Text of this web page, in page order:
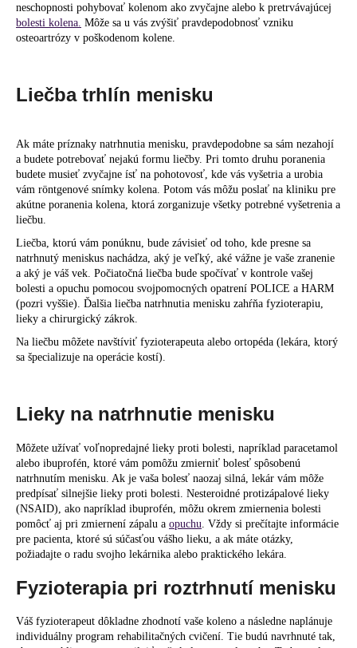
neschopnosti pohybovať kolenom ako zvyčajne alebo k pretrvávajúcej
bolesti kolena. Môže sa u vás zvýšiť pravdepodobnosť vzniku
osteoartrózy v poškodenom kolene.
Liečba trhlín menisku
Ak máte príznaky natrhnutia menisku, pravdepodobne sa sám nezahojí
a budete potrebovať nejakú formu liečby. Pri tomto druhu poranenia
budete musieť zvyčajne ísť na pohotovosť, kde vás vyšetria a urobia
vám röntgenové snímky kolena. Potom vás môžu poslať na kliniku pre
akútne poranenia kolena, ktorá zorganizuje všetky potrebné vyšetrenia a
liečbu.
Liečba, ktorú vám ponúknu, bude závisieť od toho, kde presne sa
natrhnutý meniskus nachádza, aký je veľký, aké vážne je vaše zranenie
a aký je váš vek. Počiatočná liečba bude spočívať v kontrole vašej
bolesti a opuchu pomocou svojpomocných opatrení POLICE a HARM
(pozri vyššie). Ďalšia liečba natrhnutia menisku zahŕňa fyzioterapiu,
lieky a chirurgický zákrok.
Na liečbu môžete navštíviť fyzioterapeuta alebo ortopéda (lekára, ktorý
sa špecializuje na operácie kostí).
Lieky na natrhnutie menisku
Môžete užívať voľnopredajné lieky proti bolesti, napríklad paracetamol
alebo ibuprofén, ktoré vám pomôžu zmierniť bolesť spôsobenú
natrhnutím menisku. Ak je vaša bolesť naozaj silná, lekár vám môže
predpísať silnejšie lieky proti bolesti. Nesteroidné protizápalové lieky
(NSAID), ako napríklad ibuprofén, môžu okrem zmiernenia bolesti
pomôcť aj pri zmiernení zápalu a opuchu . Vždy si prečítajte informácie
pre pacienta, ktoré sú súčasťou vášho lieku, a ak máte otázky,
požiadajte o radu svojho lekárnika alebo praktického lekára.
Fyzioterapia pri roztrhnutí menisku
Váš fyzioterapeut dôkladne zhodnotí vaše koleno a následne naplánuje
individuálny program rehabilitačných cvičení. Tie budú navrhnuté tak,